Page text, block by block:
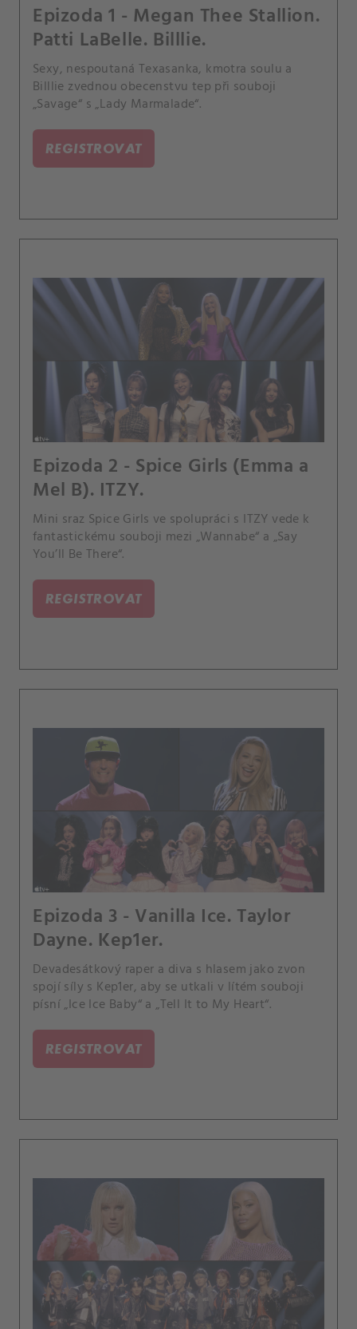
Epizoda 1 - Megan Thee Stallion.
Patti LaBelle. Billlie.
Sexy, nespoutaná Texasanka, kmotra soulu a
Billlie zvednou obecenstvu tep při souboji
„Savage“ s „Lady Marmalade“.
REGISTROVAT
Epizoda 2 - Spice Girls (Emma a
Mel B). ITZY.
Mini sraz Spice Girls ve spolupráci s ITZY vede k
fantastickému souboji mezi „Wannabe“ a „Say
You’ll Be There“.
REGISTROVAT
Epizoda 3 - Vanilla Ice. Taylor
Dayne. Kep1er.
Devadesátkový raper a diva s hlasem jako zvon
spojí síly s Kep1er, aby se utkali v lítém souboji
písní „Ice Ice Baby“ a „Tell It to My Heart“.
REGISTROVAT